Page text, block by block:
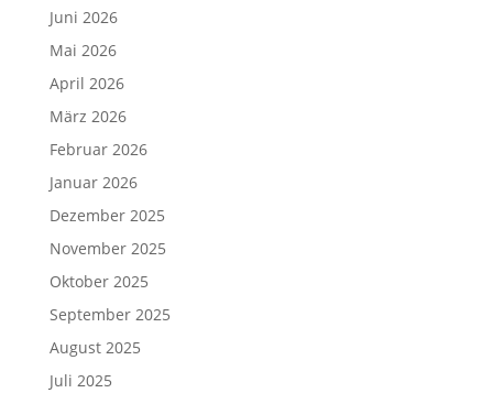
Juni 2026
Mai 2026
April 2026
März 2026
Februar 2026
Januar 2026
Dezember 2025
November 2025
Oktober 2025
September 2025
August 2025
Juli 2025